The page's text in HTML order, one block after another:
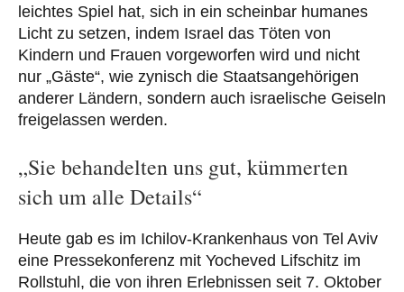
leichtes Spiel hat, sich in ein scheinbar humanes
Licht zu setzen, indem Israel das Töten von
Kindern und Frauen vorgeworfen wird und nicht
nur „Gäste“, wie zynisch die Staatsangehörigen
anderer Ländern, sondern auch israelische Geiseln
freigelassen werden.
„Sie behandelten uns gut, kümmerten
sich um alle Details“
Heute gab es im Ichilov-Krankenhaus von Tel Aviv
eine Pressekonferenz mit Yocheved Lifschitz im
Rollstuhl, die von ihren Erlebnissen seit 7. Oktober